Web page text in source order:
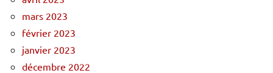
mars 2023
février 2023
janvier 2023
décembre 2022